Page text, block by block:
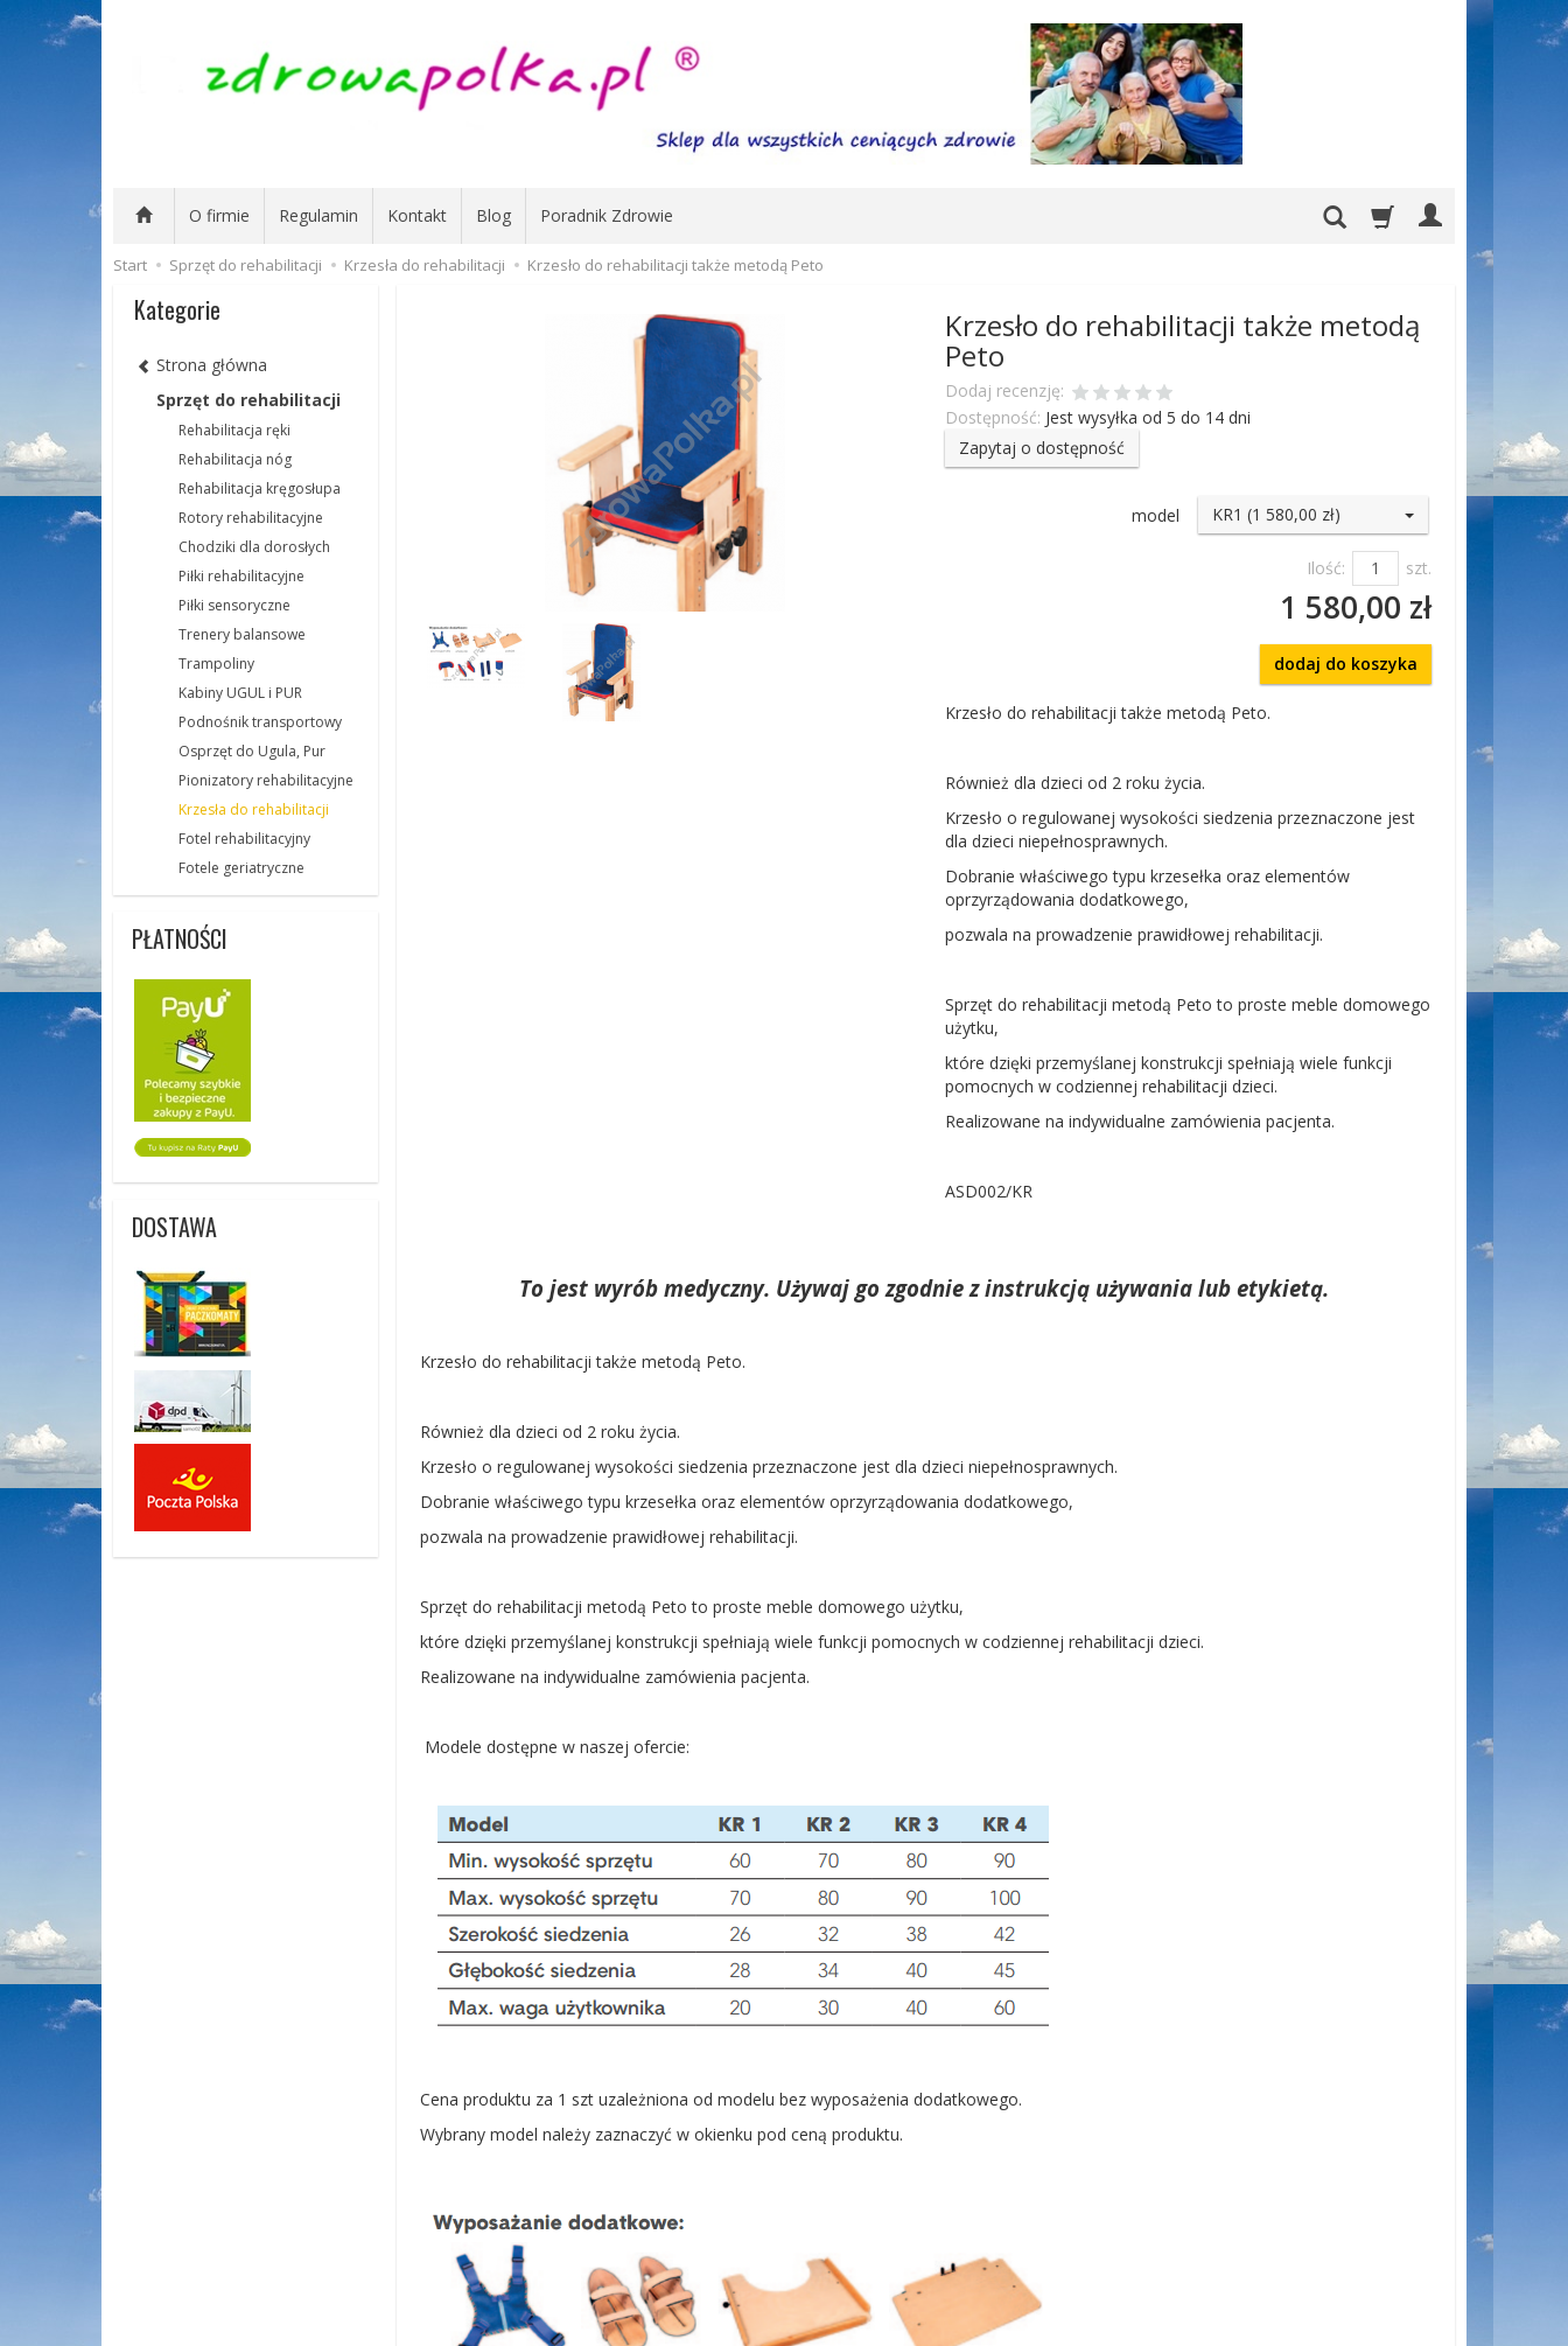
O firmie Regulamin Kontakt Blog Poradnik Zdrowie
Start Sprzęt do rehabilitacji Krzesła do rehabilitacji Krzesło do rehabilitacji także metodą Peto
Krzesło do rehabilitacji także metodą
Peto
Dodaj recenzję:
Dostępność: Jest wysyłka od 5 do 14 dni
Zapytaj o dostępność
model KR1 (1 580,00 zł)
Ilość: szt.
1 580,00 zł
dodaj do koszyka
Krzesło do rehabilitacji także metodą Peto.
Również dla dzieci od 2 roku życia.
Krzesło o regulowanej wysokości siedzenia przeznaczone jest
dla dzieci niepełnosprawnych.
Dobranie właściwego typu krzesełka oraz elementów
oprzyrządowania dodatkowego,
pozwala na prowadzenie prawidłowej rehabilitacji.
Sprzęt do rehabilitacji metodą Peto to proste meble domowego
użytku,
które dzięki przemyślanej konstrukcji spełniają wiele funkcji
pomocnych w codziennej rehabilitacji dzieci.
Realizowane na indywidualne zamówienia pacjenta.
ASD002/KR
To jest wyrób medyczny. Używaj go zgodnie z instrukcją używania lub etykietą.
Krzesło do rehabilitacji także metodą Peto.
Również dla dzieci od 2 roku życia.
Krzesło o regulowanej wysokości siedzenia przeznaczone jest dla dzieci niepełnosprawnych.
Dobranie właściwego typu krzesełka oraz elementów oprzyrządowania dodatkowego,
pozwala na prowadzenie prawidłowej rehabilitacji.
Sprzęt do rehabilitacji metodą Peto to proste meble domowego użytku,
które dzięki przemyślanej konstrukcji spełniają wiele funkcji pomocnych w codziennej rehabilitacji dzieci.
Realizowane na indywidualne zamówienia pacjenta.
Modele dostępne w naszej ofercie:
Cena produktu za 1 szt uzależniona od modelu bez wyposażenia dodatkowego.
Wybrany model należy zaznaczyć w okienku pod ceną produktu.
Kategorie
Strona główna
Sprzęt do rehabilitacji
Rehabilitacja ręki
Rehabilitacja nóg
Rehabilitacja kręgosłupa
Rotory rehabilitacyjne
Chodziki dla dorosłych
Piłki rehabilitacyjne
Piłki sensoryczne
Trenery balansowe
Trampoliny
Kabiny UGUL i PUR
Podnośnik transportowy
Osprzęt do Ugula, Pur
Pionizatory rehabilitacyjne
Krzesła do rehabilitacji
Fotel rehabilitacyjny
Fotele geriatryczne
PŁATNOŚCI
DOSTAWA